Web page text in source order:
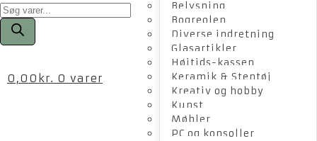
Products
search
0,00 kr. 0 varer
Belysning
Bogreolen
Diverse indretning
Glasartikler
Højtids-kassen
Keramik & Stentøj
Kreativ og hobby
Kunst
Møbler
PC og konsoller